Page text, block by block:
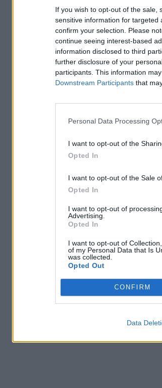
If you wish to opt-out of the sale,
sensitive information for targeted
confirm your selection. Please
continue seeing interest-based
information disclosed to third
further disclosure of your
participants. This information
Downstream Participants that
Personal Data Processing
I want to opt-out of the
Opted In
I want to opt-out of the Sale
Opted In
I want to opt-out of
Advertising.
Opted In
I want to opt-out of
of my Personal Data that Is
was collected.
Opted Out
CONFIRM
Data